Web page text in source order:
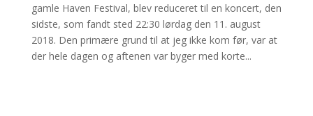
gamle Haven Festival, blev reduceret til en koncert, den
sidste, som fandt sted 22:30 lørdag den 11. august
2018. Den primære grund til at jeg ikke kom før, var at
der hele dagen og aftenen var byger med korte...